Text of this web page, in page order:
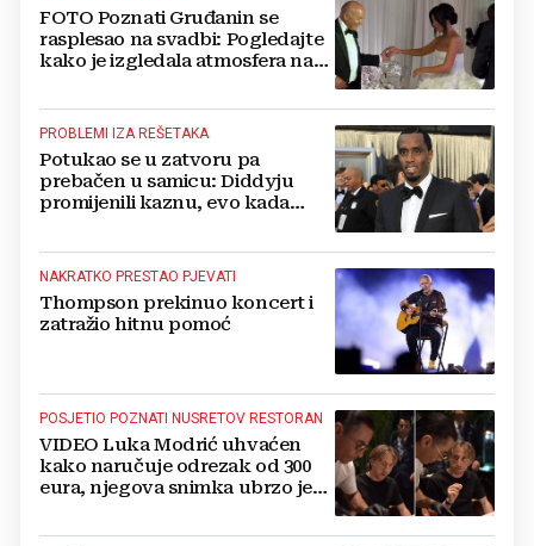
FOTO Poznati Gruđanin se
rasplesao na svadbi: Pogledajte
kako je izgledala atmosfera na
PROBLEMI IZA REŠETAKA
Potukao se u zatvoru pa
prebačen u samicu: Diddyju
promijenili kaznu, evo kada
NAKRATKO PRESTAO PJEVATI
Thompson prekinuo koncert i
zatražio hitnu pomoć
POSJETIO POZNATI NUSRETOV RESTORAN
VIDEO Luka Modrić uhvaćen
kako naručuje odrezak od 300
eura, njegova snimka ubrzo je